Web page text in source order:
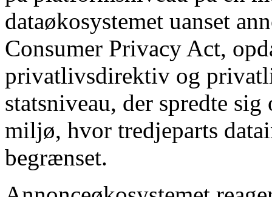
dataøkosystemet uanset
Consumer Privacy Act,
privatlivsdirektiv og
statsniveau, der spredte
miljø, hvor tredjeparts
begrænset.